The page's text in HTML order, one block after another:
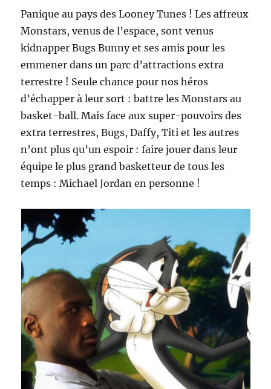
Panique au pays des Looney Tunes ! Les affreux
Monstars, venus de l’espace, sont venus
kidnapper Bugs Bunny et ses amis pour les
emmener dans un parc d’attractions extra
terrestre ! Seule chance pour nos héros
d’échapper à leur sort : battre les Monstars au
basket-ball. Mais face aux super-pouvoirs des
extra terrestres, Bugs, Daffy, Titi et les autres
n’ont plus qu’un espoir : faire jouer dans leur
équipe le plus grand basketteur de tous les
temps : Michael Jordan en personne !